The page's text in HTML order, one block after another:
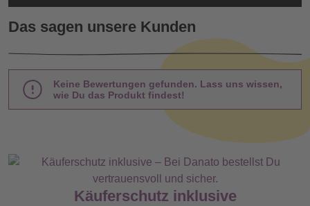
Das sagen unsere Kunden
Keine Bewertungen gefunden. Lass uns wissen,
wie Du das Produkt findest!
Käuferschutz inklusive